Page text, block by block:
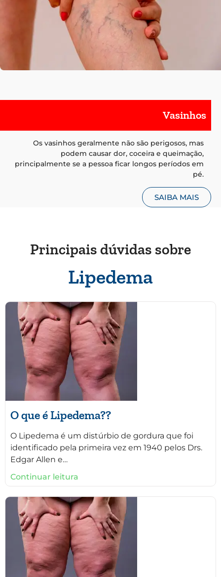
Vasinhos
Os vasinhos geralmente não são perigosos, mas
podem causar dor, coceira e queimação,
principalmente se a pessoa ficar longos períodos em
pé.
SAIBA MAIS
Principais dúvidas sobre
Lipedema
O que é Lipedema??
O Lipedema é um distúrbio de gordura que foi
identificado pela primeira vez em 1940 pelos Drs.
Edgar Allen e…
Continuar leitura